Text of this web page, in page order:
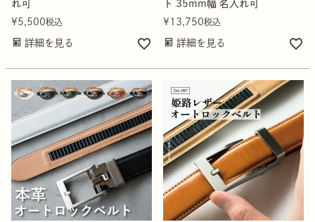
れ可
¥5,500税込
詳細を見る
ト 35mm幅 名入れ可
¥ 13,750税込
詳細を見る